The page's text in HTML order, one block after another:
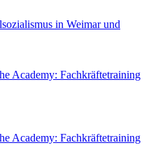
in Weimar und
Academy: Fachkräftetraining
Academy: Fachkräftetraining